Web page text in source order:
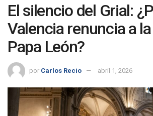
El silencio del Grial:
Valencia renuncia a
Papa León?
por Carlos Recio abril 1, 2026